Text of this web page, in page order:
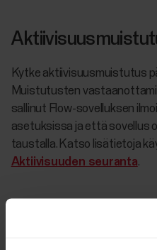
Kytke aktiivisuusmuistutus
Muistutusten
sallinut Flow-sovelluksen
asetuksissa ja että sovellus
taustalla. Katso lisätietoja
Aktiivisuuden seuranta.
Treenin